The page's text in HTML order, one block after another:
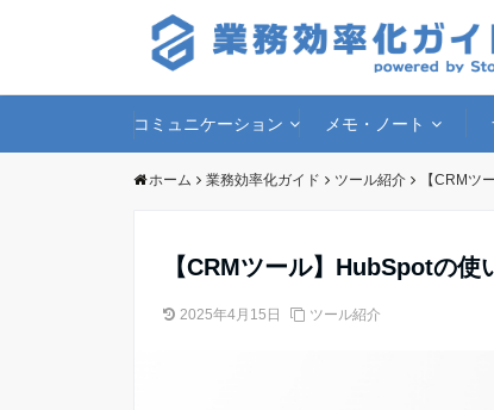
コミュニケーション メモ・ノート
ホーム 業務効率化ガイド ツール紹介 【CRMツ
【CRMツール】HubSpotの使
2025年4月15日 ツール紹介